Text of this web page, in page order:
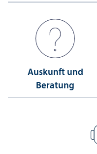
Auskunft und
Beratung